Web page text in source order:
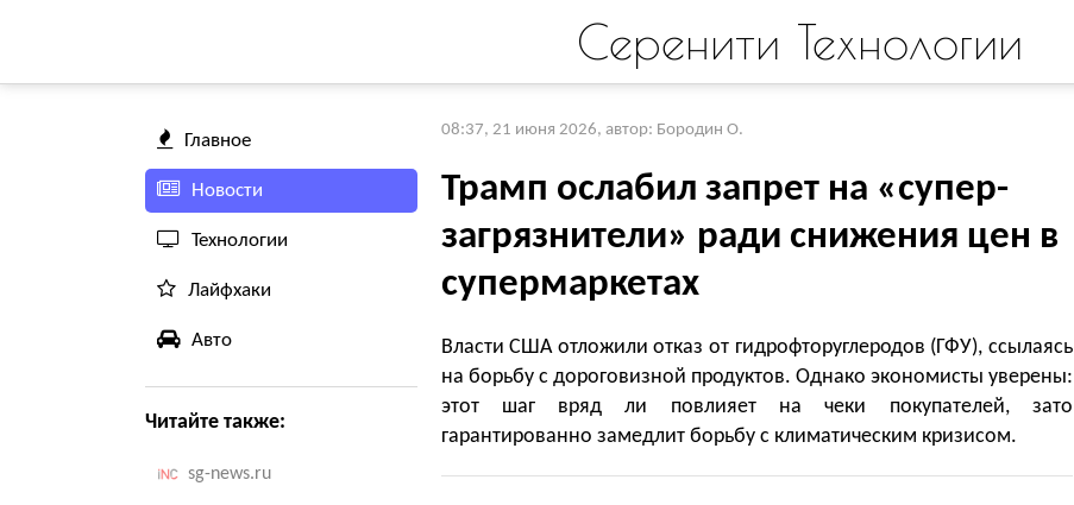
Серенити Технологии
Главное
Новости
Технологии
Лайфхаки
Авто
Читайте также:
sg-news.ru
08:37, 21 июня 2026, автор: Бородин О.
Трамп ослабил запрет на «супер-
загрязнители» ради снижения цен в
супермаркетах
Власти США отложили отказ от гидрофторуглеродов (ГФУ), ссылаясь
на борьбу с дороговизной продуктов. Однако экономисты уверены:
этот шаг вряд ли повлияет на чеки покупателей, зато
гарантированно замедлит борьбу с климатическим кризисом.